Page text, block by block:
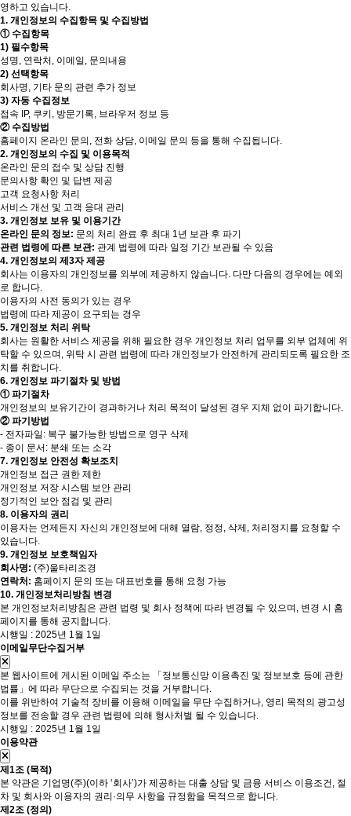
영하고 있습니다.
1. 개인정보의 수집항목 및 수집방법
① 수집항목
1) 필수항목
성명, 연락처, 이메일, 문의내용
2) 선택항목
회사명, 기타 문의 관련 추가 정보
3) 자동 수집정보
접속 IP, 쿠키, 방문기록, 브라우저 정보 등
② 수집방법
홈페이지 온라인 문의, 전화 상담, 이메일 문의 등을 통해 수집됩니다.
2. 개인정보의 수집 및 이용목적
온라인 문의 접수 및 상담 진행
문의사항 확인 및 답변 제공
고객 요청사항 처리
서비스 개선 및 고객 응대 관리
3. 개인정보 보유 및 이용기간
온라인 문의 정보: 문의 처리 완료 후 최대 1년 보관 후 파기
관련 법령에 따른 보관: 관계 법령에 따라 일정 기간 보관될 수 있음
4. 개인정보의 제3자 제공
회사는 이용자의 개인정보를 외부에 제공하지 않습니다. 다만 다음의 경우에는 예외
로 합니다.
이용자의 사전 동의가 있는 경우
법령에 따라 제공이 요구되는 경우
5. 개인정보 처리 위탁
회사는 원활한 서비스 제공을 위해 필요한 경우 개인정보 처리 업무를 외부 업체에 위
탁할 수 있으며, 위탁 시 관련 법령에 따라 개인정보가 안전하게 관리되도록 필요한 조
치를 취합니다.
6. 개인정보 파기절차 및 방법
① 파기절차
개인정보의 보유기간이 경과하거나 처리 목적이 달성된 경우 지체 없이 파기합니다.
② 파기방법
- 전자파일: 복구 불가능한 방법으로 영구 삭제
- 종이 문서: 분쇄 또는 소각
7. 개인정보 안전성 확보조치
개인정보 접근 권한 제한
개인정보 저장 시스템 보안 관리
정기적인 보안 점검 및 관리
8. 이용자의 권리
이용자는 언제든지 자신의 개인정보에 대해 열람, 정정, 삭제, 처리정지를 요청할 수
있습니다.
9. 개인정보 보호책임자
회사명: (주)울타리조경
연락처: 홈페이지 문의 또는 대표번호를 통해 요청 가능
10. 개인정보처리방침 변경
본 개인정보처리방침은 관련 법령 및 회사 정책에 따라 변경될 수 있으며, 변경 시 홈
페이지를 통해 공지합니다.
시행일 : 2025년 1월 1일
이메일무단수집거부
본 웹사이트에 게시된 이메일 주소는 「정보통신망 이용촉진 및 정보보호 등에 관한
법률」에 따라 무단으로 수집되는 것을 거부합니다.
이를 위반하여 기술적 장비를 이용해 이메일을 무단 수집하거나, 영리 목적의 광고성
정보를 전송할 경우 관련 법령에 의해 형사처벌 될 수 있습니다.
시행일 : 2025년 1월 1일
이용약관
제1조 (목적)
본 약관은 기업명(주)(이하 ‘회사’)가 제공하는 대출 상담 및 금융 서비스 이용조건, 절
차 및 회사와 이용자의 권리·의무 사항을 규정함을 목적으로 합니다.
제2조 (정의)